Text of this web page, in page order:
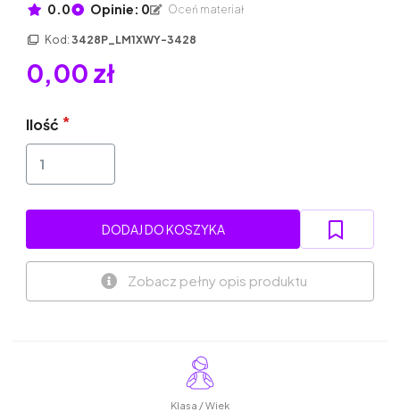
0.0 Opinie: 0 Oceń materiał
Kod: 3428P_LM1XWY-3428
0,00 zł
Ilość
DODAJ DO KOSZYKA
Zobacz pełny opis produktu
Klasa / Wiek